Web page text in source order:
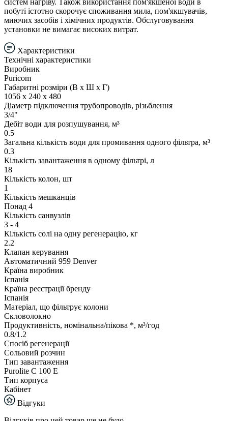
побуті істотно скорочує споживання мила, пом'якшувачів,
миючих засобів і хімічних продуктів. Обслуговування
установки не вимагає високих витрат.
Характеристики
Технічні характеристики
Виробник
Puricom
Габаритні розміри (В х Ш х Г)
1056 х 240 х 480
Діаметр підключення трубопроводів, різьблення
3/4"
Дебіт води для розпушування, м³
0.5
Загальна кількість води для промивання одного фільтра, м³
0.3
Кількість завантаження в одному фільтрі, л
18
Кількість колон, шт
1
Кількість мешканців
Понад 4
Кількість санвузлів
3 - 4
Кількість солі на одну регенерацію, кг
2.2
Клапан керування
Автоматичний 959 Denver
Країна виробник
Іспанія
Країна реєстрації бренду
Іспанія
Матеріал, що фільтрує колони
Скловолокно
Продуктивність, номінальна/пікова *, м³/год
0.8/1.2
Спосіб регенерації
Сольовий розчин
Тип завантаження
Purolite C 100 E
Тип корпуса
Кабінет
Відгуки